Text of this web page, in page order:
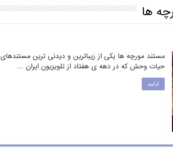
ها
مستند مورچه ها یکی از زیباترین و دیدنی ترین مستندهای
حیات وحش که در دهه ی هفتاد از تلویزیون ایران …
ادامه